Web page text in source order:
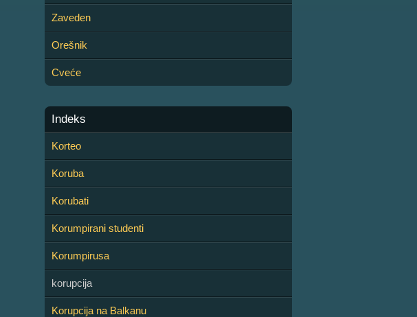
Zaveden
Orešnik
Cveće
Indeks
Korteo
Koruba
Korubati
Korumpirani studenti
Korumpirusa
korupcija
Korupcija na Balkanu